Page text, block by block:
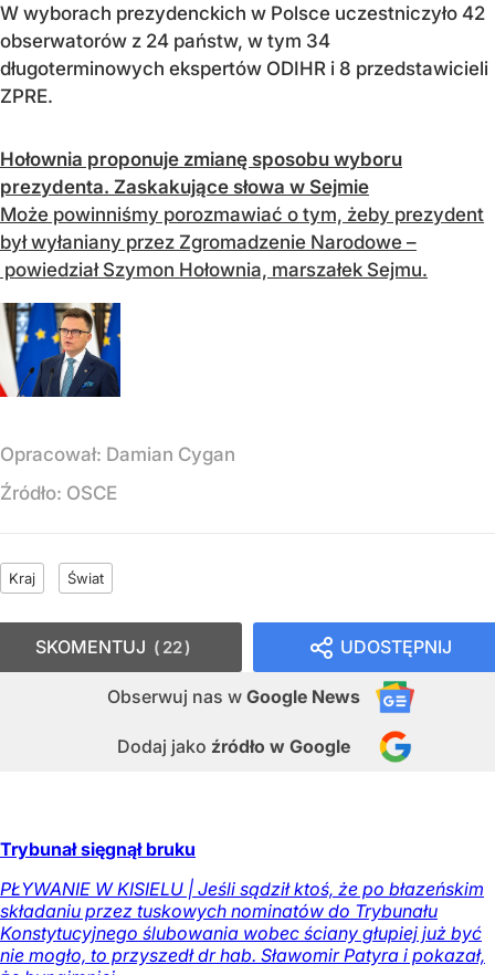
W wyborach prezydenckich w Polsce uczestniczyło 42
obserwatorów z 24 państw, w tym 34
długoterminowych ekspertów ODIHR i 8 przedstawicieli
ZPRE.
Hołownia proponuje zmianę sposobu wyboru
prezydenta. Zaskakujące słowa w Sejmie
Może powinniśmy porozmawiać o tym, żeby prezydent
był wyłaniany przez Zgromadzenie Narodowe –
powiedział Szymon Hołownia, marszałek Sejmu.
Opracował: Damian Cygan
Źródło: OSCE
Kraj Świat
UDOSTĘPNIJ
Obserwuj nas w Google News
Dodaj jako źródło w Google
SKOMENTUJ 22
Trybunał sięgnął bruku
PŁYWANIE W KISIELU | Jeśli sądził ktoś, że po błazeńskim
składaniu przez tuskowych nominatów do Trybunału
Konstytucyjnego ślubowania wobec ściany głupiej już być
nie mogło, to przyszedł dr hab. Sławomir Patyra i pokazał,